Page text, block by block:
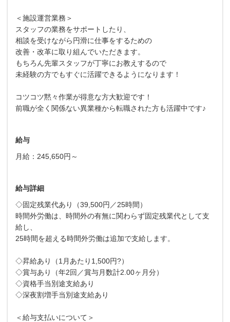
＜施設運営業務＞
スタッフの業務をサポートしたり、
相談を受けながら円滑に仕事をするための
改善・改革に取り組んでいただきます。
もちろん先輩スタッフが丁寧にお教えするので
未経験の方でもすぐに活躍できるようになります！
コツコツ黙々作業が得意な方大歓迎です！
前職が全く関係ない異業種から転職された方も活躍中です♪
給与
月給：245,650円～
給与詳細
◇固定残業代あり（39,500円／25時間）
時間外労働は、時間外の有無に関わらず固定残業代として支
給し、
25時間を超える時間外労働は追加で支給します。
◇昇給あり（1月あたり1,500円?）
◇賞与あり（年2回／賞与月数計2.00ヶ月分）
◇資格手当別途支給あり
◇深夜割増手当別途支給あり
＜給与支払いについて＞